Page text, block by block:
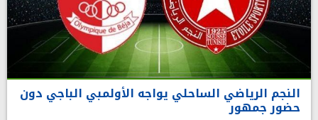
النجم الرياضي الساحلي يواجه الأولمبي الباجي دون
حضور جمهور